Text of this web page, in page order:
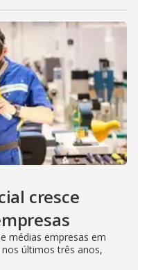
cresce
médias empresas em
últimos três anos,